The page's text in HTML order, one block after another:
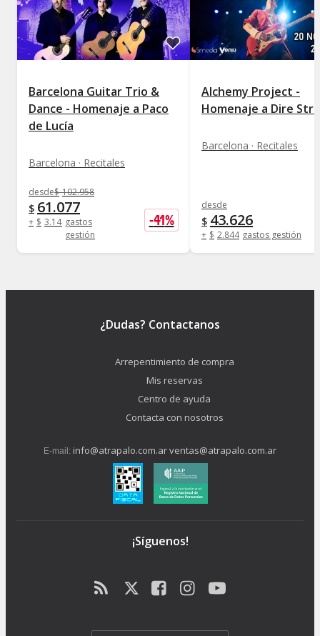
Barcelona Guitar Trio &
Dance - Homenaje a Paco
de Lucía
Barcelona · Recitales
desde$ 102.958
$ 61.077
+ $ 3.141 gastos
gestión
-41%
Alchemy Project -
Homenaje a Dire
Barcelona · Recitales
desde
$ 43.626
+ $ 2.844 gastos gestión
¿Dudas? Contactanos
Arrepentimiento de compra
Mis reservas
Centro de ayuda
Contacta con nosotros
E-mail: info@atrapalo.com.arventas@atrapalo.com.ar
¡Síguenos!